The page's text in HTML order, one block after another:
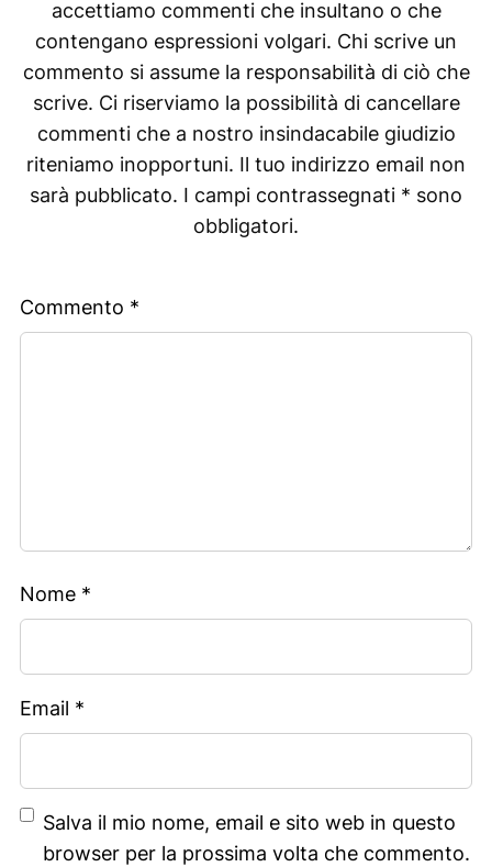
accettiamo commenti che insultano o che
contengano espressioni volgari. Chi scrive un
commento si assume la responsabilità di ciò che
scrive. Ci riserviamo la possibilità di cancellare
commenti che a nostro insindacabile giudizio
riteniamo inopportuni. Il tuo indirizzo email non
sarà pubblicato. I campi contrassegnati * sono
obbligatori.
Commento *
Nome *
Email *
Salva il mio nome, email e sito web in questo
browser per la prossima volta che commento.